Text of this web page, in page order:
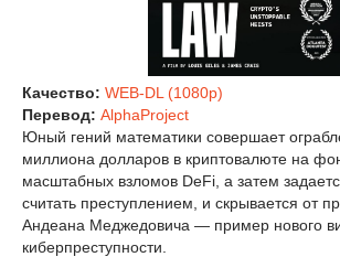
Качество: WEB-DL (1080p)
Перевод: AlphaProject
Юный гений математики совершает
миллиона долларов в криптовалюте на
масштабных взломов DeFi, а затем
считать преступлением, и скрывается от
Андеана Меджедовича — пример нового
киберпреступности.